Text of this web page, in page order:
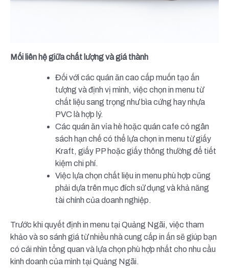
Mối liên hệ giữa chất lượng và giá thành
Đối với các quán ăn cao cấp muốn tạo ấn
tượng và định vị mình, việc chọn in menu từ
chất liệu sang trọng như bìa cứng hay nhựa
PVC là hợp lý.
Các quán ăn vỉa hè hoặc quán cafe có ngân
sách hạn chế có thể lựa chọn in menu từ giấy
Kraft, giấy PP hoặc giấy thông thường để tiết
kiệm chi phí.
Việc lựa chọn chất liệu in menu phù hợp cũng
phải dựa trên mục đích sử dụng và khả năng
tài chính của doanh nghiệp.
Trước khi quyết định in menu tại Quảng Ngãi, việc tham
khảo và so sánh giá từ nhiều nhà cung cấp in ấn sẽ giúp bạn
có cái nhìn tổng quan và lựa chọn phù hợp nhất cho nhu cầu
kinh doanh của mình tại Quảng Ngãi.